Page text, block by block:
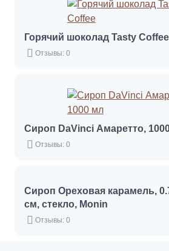
Горячий шоколад Tasty Coffee
Отзывы: 0
Сироп DaVinci Амаретто,
Отзывы: 0
Сироп Ореховая карамель,
см, стекло, Monin
Отзывы: 0